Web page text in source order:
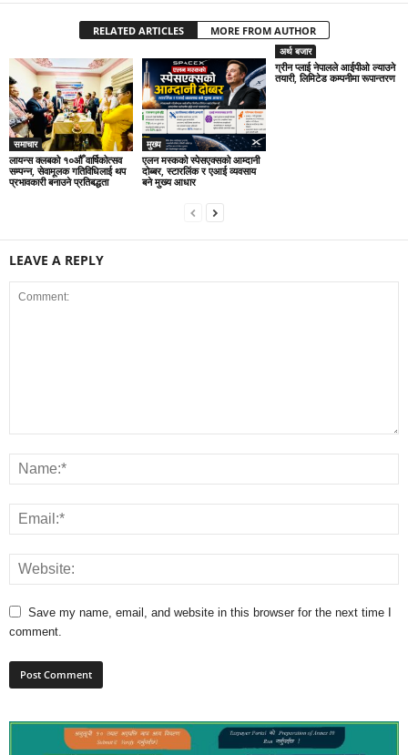
RELATED ARTICLES MORE FROM AUTHOR
समाचार
लायन्स क्लबको १०औँ वार्षिकोत्सव
सम्पन्न, सेवामूलक गतिविधिलाई थप
प्रभावकारी बनाउने प्रतिबद्धता
मुख्य
एलन मस्कको स्पेसएक्सको आम्दानी
दोब्बर, स्टारलिंक र एआई व्यवसाय
बने मुख्य आधार
अर्थ बजार
ग्रीन प्लाई नेपालले आईपीओ ल्याउने
तयारी, लिमिटेड कम्पनीमा रूपान्तरण
LEAVE A REPLY
Save my name, email, and website in this browser for the next time I
comment.